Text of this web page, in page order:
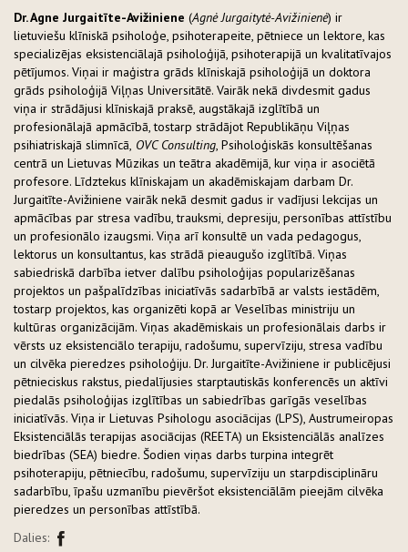
Dr. Agne Jurgaitīte-Avižiniene (Agnė Jurgaitytė-Avižinienė) ir
lietuviešu klīniskā psiholoģe, psihoterapeite, pētniece un lektore, kas
specializējas eksistenciālajā psiholoģijā, psihoterapijā un kvalitatīvajos
pētījumos. Viņai ir maģistra grāds klīniskajā psiholoģijā un doktora
grāds psiholoģijā Viļņas Universitātē. Vairāk nekā divdesmit gadus
viņa ir strādājusi klīniskajā praksē, augstākajā izglītībā un
profesionālajā apmācībā, tostarp strādājot Republikāņu Viļņas
psihiatriskajā slimnīcā, OVC Consulting, Psiholoģiskās konsultēšanas
centrā un Lietuvas Mūzikas un teātra akadēmijā, kur viņa ir asociētā
profesore. Līdztekus klīniskajam un akadēmiskajam darbam Dr.
Jurgaitīte-Avižiniene vairāk nekā desmit gadus ir vadījusi lekcijas un
apmācības par stresa vadību, trauksmi, depresiju, personības attīstību
un profesionālo izaugsmi. Viņa arī konsultē un vada pedagogus,
lektorus un konsultantus, kas strādā pieaugušo izglītībā. Viņas
sabiedriskā darbība ietver dalību psiholoģijas popularizēšanas
projektos un pašpalīdzības iniciatīvās sadarbībā ar valsts iestādēm,
tostarp projektos, kas organizēti kopā ar Veselības ministriju un
kultūras organizācijām. Viņas akadēmiskais un profesionālais darbs ir
vērsts uz eksistenciālo terapiju, radošumu, supervīziju, stresa vadību
un cilvēka pieredzes psiholoģiju. Dr. Jurgaitīte-Avižiniene ir publicējusi
pētnieciskus rakstus, piedalījusies starptautiskās konferencēs un aktīvi
piedalās psiholoģijas izglītības un sabiedrības garīgās veselības
iniciatīvās. Viņa ir Lietuvas Psihologu asociācijas (LPS), Austrumeiropas
Eksistenciālās terapijas asociācijas (REETA) un Eksistenciālās analīzes
biedrības (SEA) biedre. Šodien viņas darbs turpina integrēt
psihoterapiju, pētniecību, radošumu, supervīziju un starpdisciplināru
sadarbību, īpašu uzmanību pievēršot eksistenciālām pieejām cilvēka
pieredzes un personības attīstībā.
Dalies: